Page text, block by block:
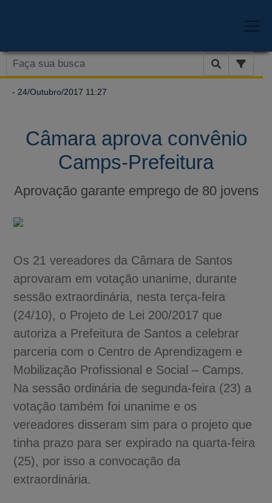
- 24/Outubro/2017 11:27
Câmara aprova convênio
Camps-Prefeitura
Aprovação garante emprego de 80 jovens
Os 21 vereadores da Câmara de Santos
aprovaram em votação unanime, durante
sessão extraordinária, nesta terça-feira
(24/10), o Projeto de Lei 200/2017 que
autoriza a Prefeitura de Santos a celebrar
parceria com o Centro de Aprendizagem e
Mobilização Profissional e Social – Camps.
Na sessão ordinária de segunda-feira (23) a
votação também foi unanime e os
vereadores disseram sim para o projeto que
tinha prazo para ser expirado na quarta-feira
(25), por isso a convocação da
extraordinária.